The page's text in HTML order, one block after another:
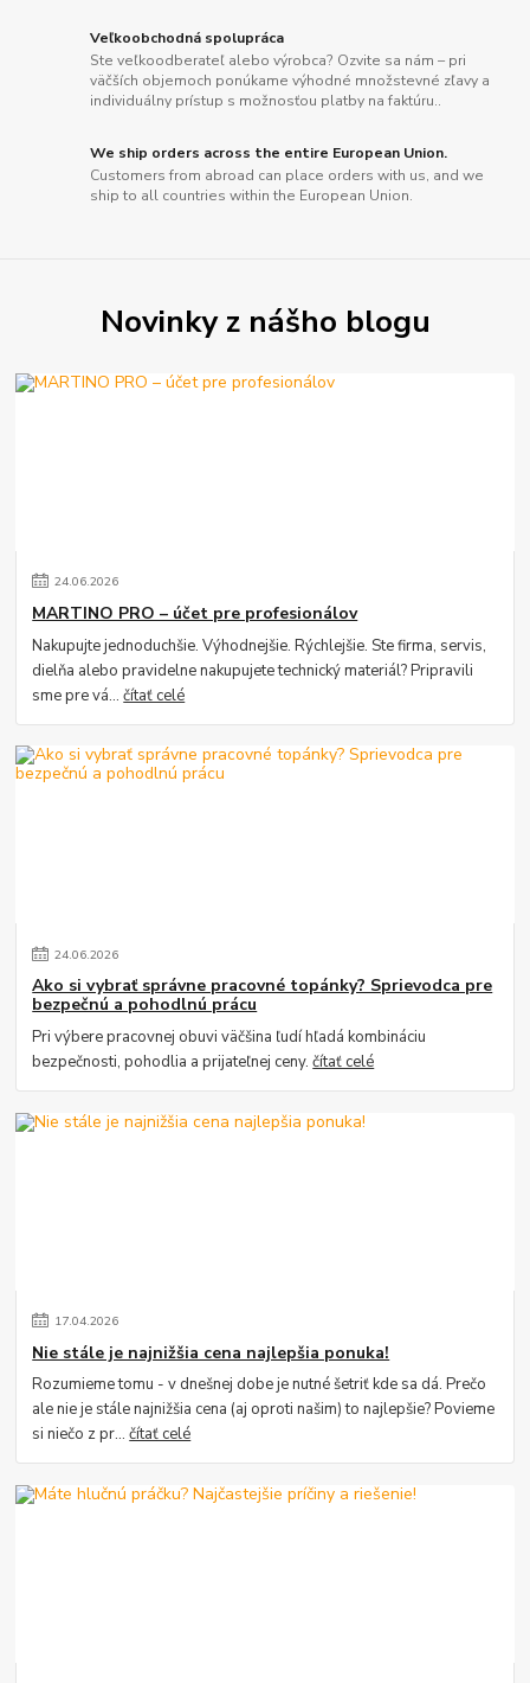
Veľkoobchodná spolupráca
Ste veľkoodberateľ alebo výrobca? Ozvite sa nám – pri
väčších objemoch ponúkame výhodné množstevné zľavy a
individuálny prístup s možnosťou platby na faktúru..
We ship orders across the entire European Union.
Customers from abroad can place orders with us, and we
ship to all countries within the European Union.
Novinky z nášho blogu
24.06.2026
MARTINO PRO – účet pre profesionálov
Nakupujte jednoduchšie. Výhodnejšie. Rýchlejšie. Ste firma, servis,
dielňa alebo pravidelne nakupujete technický materiál? Pripravili
sme pre vá...čítať celé
24.06.2026
Ako si vybrať správne pracovné topánky? Sprievodca pre
bezpečnú a pohodlnú prácu
Pri výbere pracovnej obuvi väčšina ľudí hľadá kombináciu
bezpečnosti, pohodlia a prijateľnej ceny.čítať celé
17.04.2026
Nie stále je najnižšia cena najlepšia ponuka!
Rozumieme tomu - v dnešnej dobe je nutné šetriť kde sa dá. Prečo
ale nie je stále najnižšia cena (aj oproti našim) to najlepšie? Povieme
si niečo z pr...čítať celé